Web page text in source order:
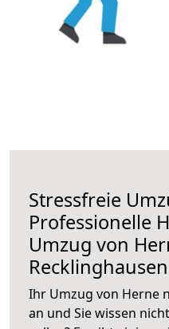
Stressfreie
Professionelle
Umzug von
Recklinghausen
Ihr Umzug von Herne
an und Sie wissen